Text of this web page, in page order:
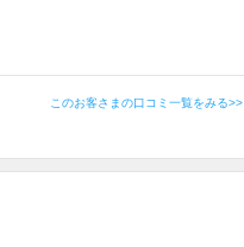
このお客さまの口コミ一覧をみる>>